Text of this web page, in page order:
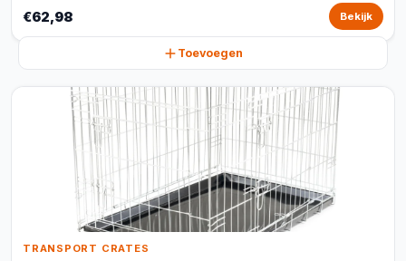
€62,98 Bekijk
Toevoegen
TRANSPORT CRATES